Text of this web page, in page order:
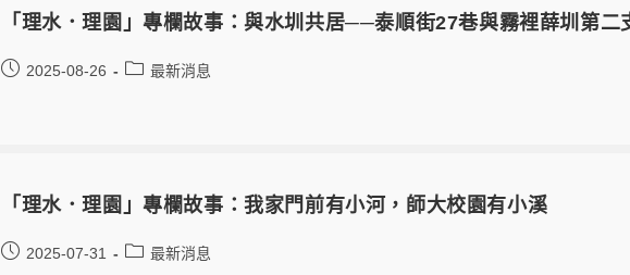
「理水．理園」專欄故事：與水圳共居──泰順街27巷與霧裡薛圳第二
2025-08-26 最新消息
「理水．理園」專欄故事：我家門前有小河，師大校園有小溪
2025-07-31 最新消息